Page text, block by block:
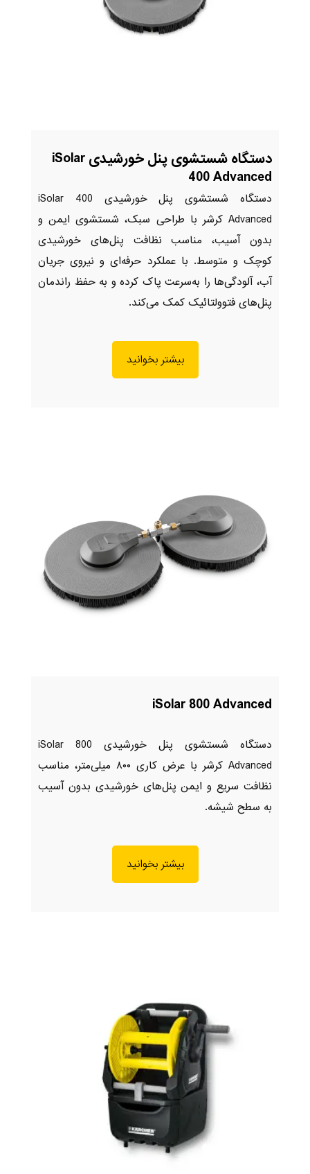
دستگاه شستشوی پنل خورشیدی iSolar
400 Advanced
دستگاه شستشوی پنل خورشیدی iSolar 400
Advanced کرشر با طراحی سبک، شستشوی ایمن و
بدون آسیب، مناسب نظافت پنل‌های خورشیدی
کوچک و متوسط. با عملکرد حرفه‌ای و نیروی جریان
آب، آلودگی‌ها را به‌سرعت پاک کرده و به حفظ راندمان
پنل‌های فتوولتائیک کمک می‌کند.
بیشتر بخوانید
iSolar 800 Advanced
دستگاه شستشوی پنل خورشیدی iSolar 800
Advanced کرشر با عرض کاری ۸۰۰ میلی‌متر، مناسب
نظافت سریع و ایمن پنل‌های خورشیدی بدون آسیب
به سطح شیشه.
بیشتر بخوانید